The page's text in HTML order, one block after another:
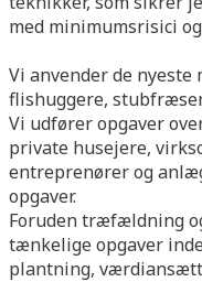
med minimumsrisici
Vi anvender de nyeste
flishuggere,
Vi udfører opgaver
private husejere,
entreprenører og
opgaver.
Foruden træfældning
tænkelige opgaver
plantning,